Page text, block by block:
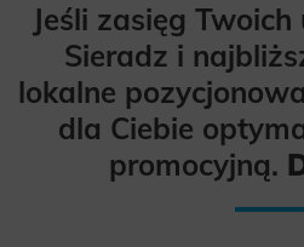
Jeśli zasięg Twoich
Sieradz i
lokalne
dla Ciebie
promocyjną.